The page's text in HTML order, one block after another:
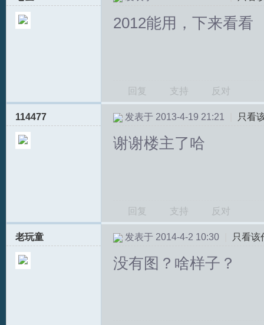
2012能用，下来看看
回复 支持 反对
114477 发表于 2013-4-19 21:21 只看
谢谢楼主了哈
回复 支持 反对
老玩童 发表于 2014-4-2 10:30 只看该
没有图？啥样子？